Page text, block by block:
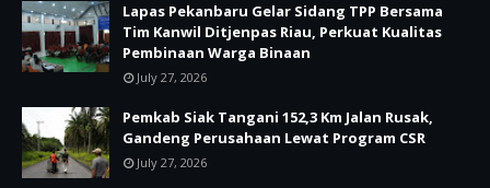
Lapas Pekanbaru Gelar Sidang TPP Bersama
Tim Kanwil Ditjenpas Riau, Perkuat Kualitas
Pembinaan Warga Binaan
July 27, 2026
Pemkab Siak Tangani 152,3 Km Jalan Rusak,
Gandeng Perusahaan Lewat Program CSR
July 27, 2026